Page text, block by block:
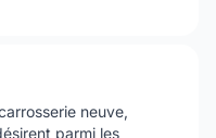
neuve,
parmi les